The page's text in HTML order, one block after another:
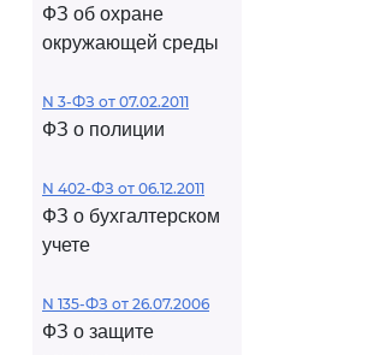
ФЗ об охране
окружающей среды
N 3-ФЗ от 07.02.2011
ФЗ о полиции
N 402-ФЗ от 06.12.2011
ФЗ о бухгалтерском
учете
N 135-ФЗ от 26.07.2006
ФЗ о защите